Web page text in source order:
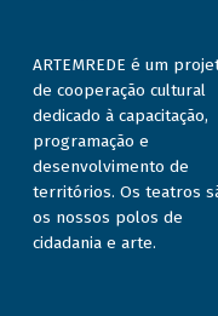
ARTEMREDE é um
de cooperação cultural
dedicado à capacitação,
programação e
desenvolvimento de
territórios. Os teatros
os nossos polos de
cidadania e arte.